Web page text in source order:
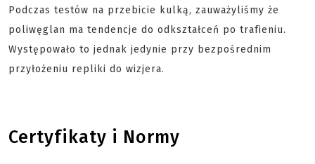
Podczas testów na przebicie kulką, zauważyliśmy że
poliwęglan ma tendencje do odkształceń po trafieniu.
Występowało to jednak jedynie przy bezpośrednim
przyłożeniu repliki do wizjera.
Certyfikaty i Normy